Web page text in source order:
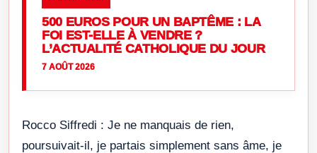
500 EUROS POUR UN BAPTÊME : LA
FOI EST-ELLE À VENDRE ?
L’ACTUALITÉ CATHOLIQUE DU JOUR
7 AOÛT 2026
Rocco Siffredi : Je ne manquais de rien,
poursuivait-il, je partais simplement sans âme, je